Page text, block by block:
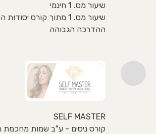
שיעור מס. 1 חינמי
שיעור מס. 1 מתוך קורס
ההדרכה הגבוהה
SELF MASTER
קורס ניסים - ע"ב שמות מחכמת